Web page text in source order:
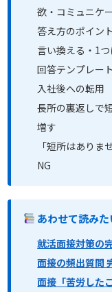
欲・コミュニケ
答え方のポイン
言い換える・1つ
回答テンプレー
入社後への転用
長所の裏返しで
増す
「短所はあり
NG
あわせて読みた
就活面接対策の
面接の頻出質問
面接「苦労した